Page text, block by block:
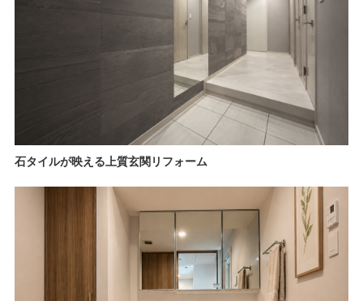
石タイルが映える上質玄関リフォーム